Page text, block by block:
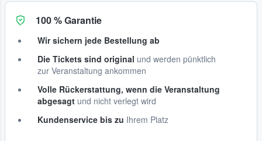
100 % Garantie
Wir sichern jede Bestellung ab
Die Tickets sind original und werden pünktlich
zur Veranstaltung ankommen
Volle Rückerstattung, wenn die Veranstaltung
abgesagt und nicht verlegt wird
Kundenservice bis zu Ihrem Platz